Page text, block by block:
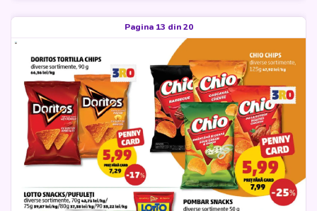
Pagina 13 din 20